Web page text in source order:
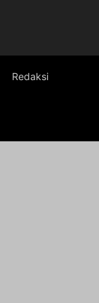
Redaksi